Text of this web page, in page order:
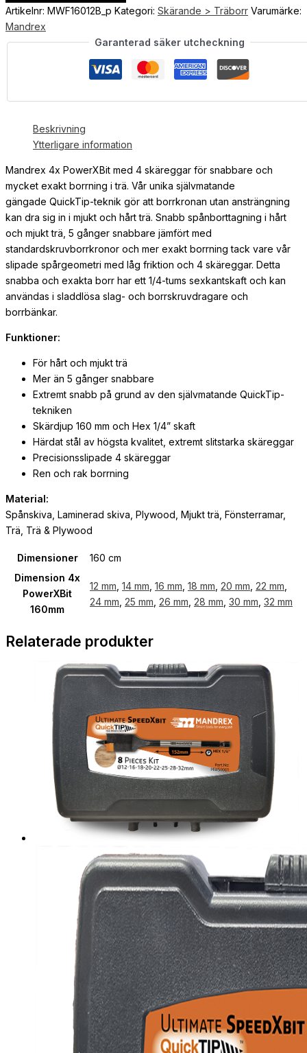
Artikelnr: MWF16012B_p Kategori: Skärande > Träborr Varumärke:
Mandrex
Garanterad säker utcheckning
Beskrivning
Ytterligare information
Mandrex 4x PowerXBit med 4 skäreggar för snabbare och
mycket exakt borrning i trä. Vår unika självmatande
gängade QuickTip-teknik gör att borrkronan utan ansträngning
kan dra sig in i mjukt och hårt trä. Snabb spånborttagning i hårt
och mjukt trä, 5 gånger snabbare jämfört med
standardskruvborrkronor och mer exakt borrning tack vare vår
slipade spårgeometri med låg friktion och 4 skäreggar. Detta
snabba och exakta borr har ett 1/4-tums sexkantskaft och kan
användas i sladdlösa slag- och borrskruvdragare och
borrbänkar.
Funktioner:
För hårt och mjukt trä
Mer än 5 gånger snabbare
Extremt snabb på grund av den självmatande QuickTip-
tekniken
Skärdjup 160 mm och Hex 1/4” skaft
Härdat stål av högsta kvalitet, extremt slitstarka skäreggar
Precisionsslipade 4 skäreggar
Ren och rak borrning
Material:
Spånskiva, Laminerad skiva, Plywood, Mjukt trä, Fönsterramar,
Trä, Trä & Plywood
Dimensioner
160 cm
Dimension 4x
PowerXBit
160mm
12 mm 14 mm 16 mm 18 mm 20 mm 22 mm
24 mm 25 mm 26 mm 28 mm 30 mm 32 mm
Relaterade produkter